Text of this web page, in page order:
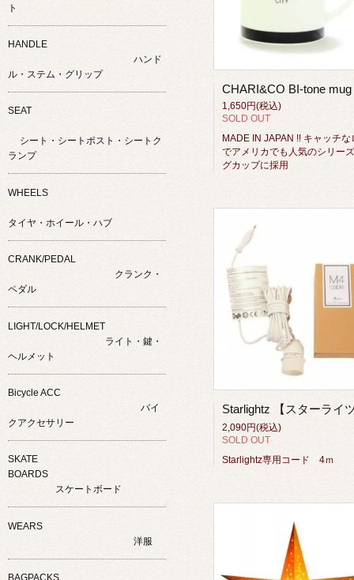
1,650円(税込)
SOLD OUT
MADE IN JAPAN !! キャッチな
でアメリカでも人気のシリー
グカップに採用
2,090円(税込)
SOLD OUT
Starlightz専用コード 4ｍ
ト
HANDLE
ハンド
ル・ステム・グリップ
SEAT
シート・シートポスト・シートク
ランプ
WHEELS
タイヤ・ホイール・ハブ
CRANK/PEDAL
クランク・
ペダル
LIGHT/LOCK/HELMET
ライト・鍵・
ヘルメット
Bicycle ACC
バイ
クアクセサリー
SKATE
BOARDS
スケートボード
WEARS
洋服
BAGPACKS